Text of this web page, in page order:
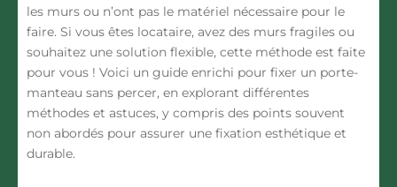
les murs ou n’ont pas le matériel nécessaire pour le
faire. Si vous êtes locataire, avez des murs fragiles ou
souhaitez une solution flexible, cette méthode est faite
pour vous ! Voici un guide enrichi pour fixer un porte-
manteau sans percer, en explorant différentes
méthodes et astuces, y compris des points souvent
non abordés pour assurer une fixation esthétique et
durable.